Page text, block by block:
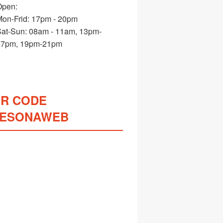
Frid: 17pm - 20pm
Sun: 08am - 11am, 13pm-
19pm-21pm
CODE